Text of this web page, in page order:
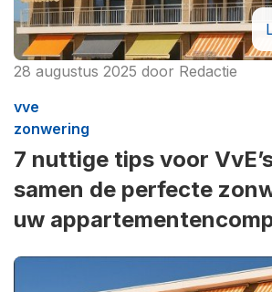
28 augustus 2025 door Redactie
vve
zonwering
7 nuttige tips voor
samen de perfecte
uw